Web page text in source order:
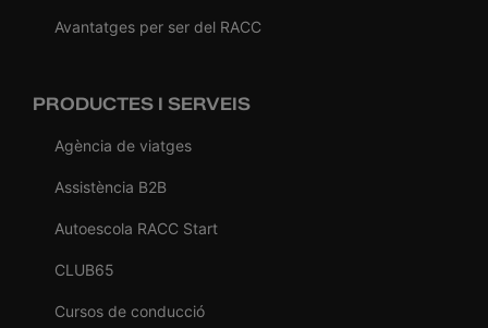
Avantatges per ser del RACC
PRODUCTES I SERVEIS
Agència de viatges
Assistència B2B
Autoescola RACC Start
CLUB65
Cursos de conducció